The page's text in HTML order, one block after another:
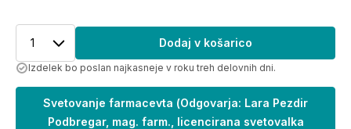
1 Dodaj v košarico
Izdelek bo poslan najkasneje v roku treh delovnih dni.
Svetovanje farmacevta (Odgovarja: Lara Pezdir
Podbregar, mag. farm., licencirana svetovalka